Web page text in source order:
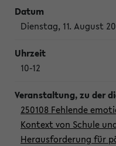
Dienstag, 11. August
10-12
250108 Fehlende
Kontext von Schule
Herausforderung für